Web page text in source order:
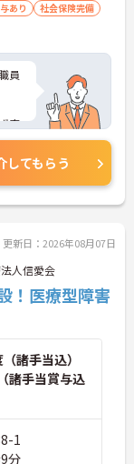
あり
社会保険完備
員
安
報
問
してもらう
更新日：2026年08月07日
人信愛会
！医療型障害
諸手当込）
諸手当賞与込
1
分